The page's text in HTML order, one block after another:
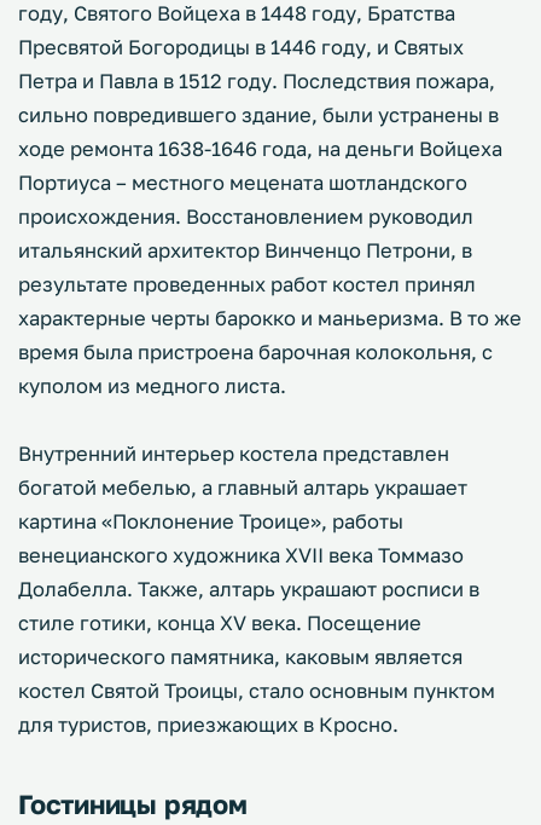
году, Святого Войцеха в 1448 году, Братства
Пресвятой Богородицы в 1446 году, и Святых
Петра и Павла в 1512 году. Последствия пожара,
сильно повредившего здание, были устранены в
ходе ремонта 1638-1646 года, на деньги Войцеха
Портиуса – местного мецената шотландского
происхождения. Восстановлением руководил
итальянский архитектор Винченцо Петрони, в
результате проведенных работ костел принял
характерные черты барокко и маньеризма. В то же
время была пристроена барочная колокольня, с
куполом из медного листа.
Внутренний интерьер костела представлен
богатой мебелью, а главный алтарь украшает
картина «Поклонение Троице», работы
венецианского художника XVII века Томмазо
Долабелла. Также, алтарь украшают росписи в
стиле готики, конца XV века. Посещение
исторического памятника, каковым является
костел Святой Троицы, стало основным пунктом
для туристов, приезжающих в Кросно.
Гостиницы рядом